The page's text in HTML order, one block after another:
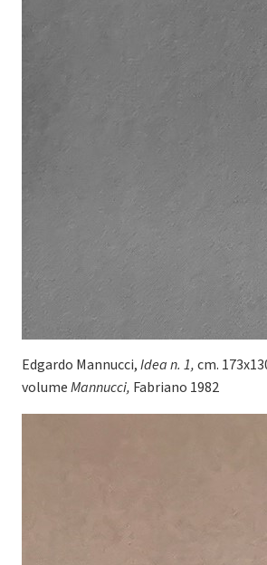
Edgardo Mannucci,Idea n. 1,cm.
volumeMannucci, Fabriano 1982